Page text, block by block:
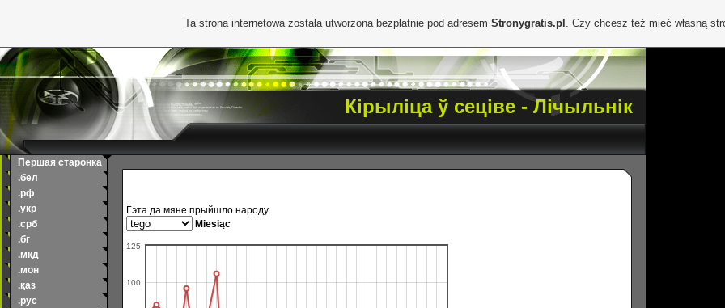
Кірыліца ў сеціве - Лічыльнік
Першая старонка
.бел
.рф
.укр
.срб
.бг
.мкд
.мон
.қаз
.рус
Гэта да мяне прыйшло народу
Miesiąc
100
125
Ta strona internetowa została utworzona bezpłatnie pod adresem Stronygratis.pl . Czy chcesz też mieć własną